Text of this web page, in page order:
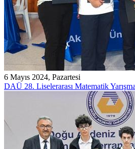
6 Mayıs 2024, Pazartesi
DAÜ 28. Liselerarası Matematik